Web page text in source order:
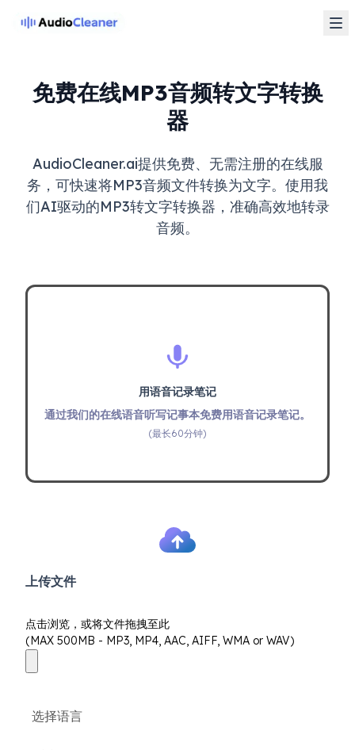
免费在线MP3音频转文字转换
器
AudioCleaner.ai提供免费、无需注册的在线服
务，可快速将MP3音频文件转换为文字。使用我
们AI驱动的MP3转文字转换器，准确高效地转录
音频。
用语音记录笔记
通过我们的在线语音听写记事本免费用语音记录笔记。
(最长60分钟)
上传文件
点击浏览，或将文件拖拽至此
(MAX 500MB - MP3, MP4, AAC, AIFF, WMA or WAV)
选择语言